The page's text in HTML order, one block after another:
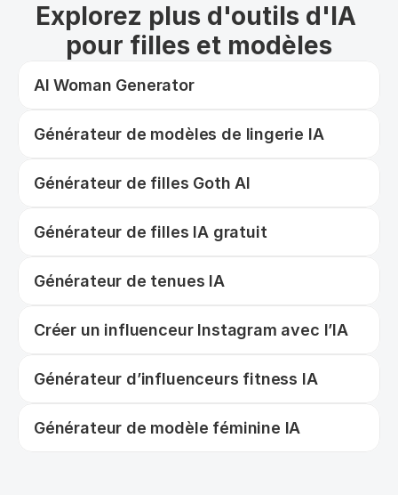
Explorez plus d'outils d'IA
pour filles et modèles
AI Woman Generator
Générateur de modèles de lingerie IA
Générateur de filles Goth AI
Générateur de filles IA gratuit
Générateur de tenues IA
Créer un influenceur Instagram avec l’IA
Générateur d’influenceurs fitness IA
Générateur de modèle féminine IA